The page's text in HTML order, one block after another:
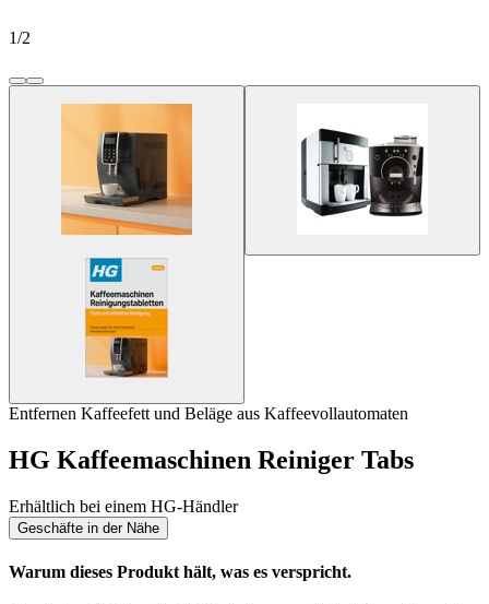
1/2
Entfernen Kaffeefett und Beläge aus Kaffeevollautomaten
HG Kaffeemaschinen Reiniger Tabs
Erhältlich bei einem HG-Händler
Geschäfte in der Nähe
Warum dieses Produkt hält, was es verspricht.